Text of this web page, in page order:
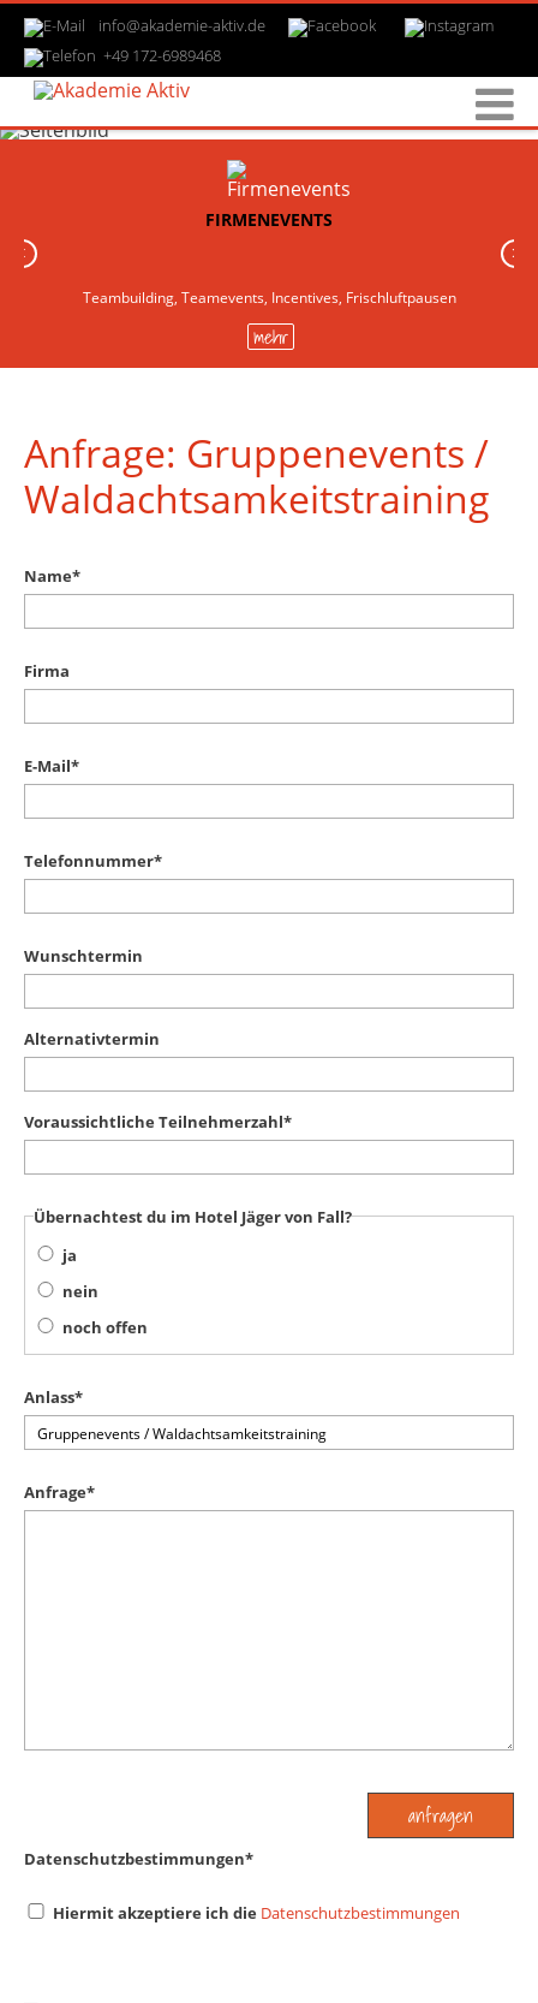
info@akademie-aktiv.de
+49 172-6989468
FIRMENEVENTS
Teambuilding, Teamevents, Incentives, Frischluftpausen
mehr
‹ ›
Anfrage: Gruppenevents /
Waldachtsamkeitstraining
Name*
Firma
E-Mail*
Telefonnummer*
Wunschtermin
Alternativtermin
Voraussichtliche Teilnehmerzahl*
Übernachtest du im Hotel Jäger von Fall?
ja
nein
noch offen
Anlass*
Anfrage*
Datenschutzbestimmungen*
Hiermit akzeptiere ich die Datenschutzbestimmungen